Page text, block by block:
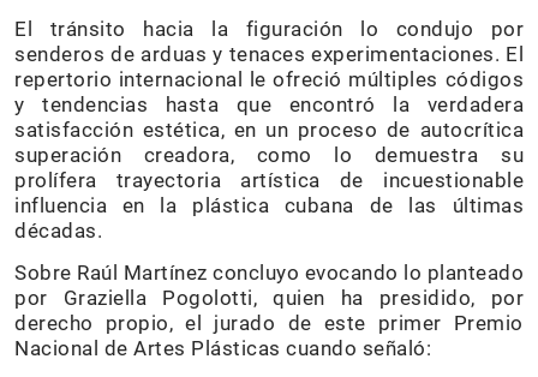
El tránsito hacia la figuración lo condujo por
senderos de arduas y tenaces experimentaciones. El
repertorio internacional le ofreció múltiples códigos
y tendencias hasta que encontró la verdadera
satisfacción estética, en un proceso de autocrítica
superación creadora, como lo demuestra su
prolífera trayectoria artística de incuestionable
influencia en la plástica cubana de las últimas
décadas.
Sobre Raúl Martínez concluyo evocando lo planteado
por Graziella Pogolotti, quien ha presidido, por
derecho propio, el jurado de este primer Premio
Nacional de Artes Plásticas cuando señaló: